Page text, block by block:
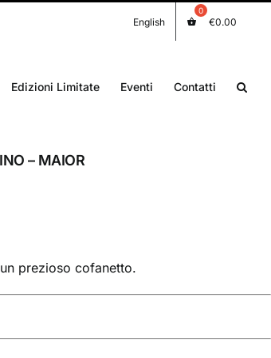
English €0.00
Edizioni Limitate Eventi Contatti
– MAIOR
prezioso cofanetto.